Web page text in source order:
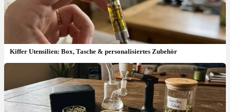
Kiffer Utensilien: Box, Tasche & personalisiertes Zubehör